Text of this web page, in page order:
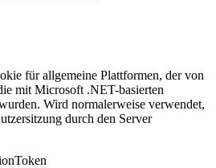
für allgemeine Plattformen, der von
mit Microsoft .NET-basierten
Wird normalerweise verwendet,
durch den Server